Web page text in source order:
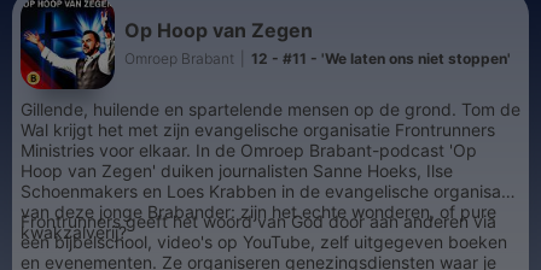
Op Hoop van Zegen
Omroep Brabant 12 - #11 - 'We laten ons niet stoppen'
Gillende, huilende en spartelende mensen op de grond. Tom de
Wal krijgt het met zijn evangelische organisatie Frontrunners
Ministries voor elkaar. In de Omroep Brabant-podcast 'Op
Hoop van Zegen' duiken journalisten Sanne Hoeks, Ilse
Schoenmakers en Loes Krabben in de evangelische organisatie
van deze jonge Brabander: zijn het echte wonderen, of pure
kwakzalverij?
Frontrunners geeft het woord van God door aan anderen via
een bijbelschool, video's op YouTube, zelf uitgegeven boeken
en evenementen. Ze organiseren genezingsdiensten waar je